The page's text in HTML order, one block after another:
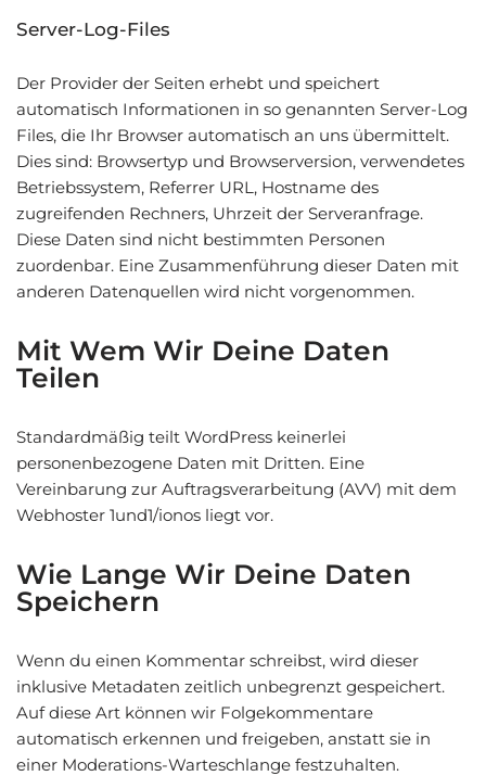
Server-Log-Files
Der Provider der Seiten erhebt und speichert
automatisch Informationen in so genannten Server-Log
Files, die Ihr Browser automatisch an uns übermittelt.
Dies sind: Browsertyp und Browserversion, verwendetes
Betriebssystem, Referrer URL, Hostname des
zugreifenden Rechners, Uhrzeit der Serveranfrage.
Diese Daten sind nicht bestimmten Personen
zuordenbar. Eine Zusammenführung dieser Daten mit
anderen Datenquellen wird nicht vorgenommen.
Mit Wem Wir Deine Daten
Teilen
Standardmäßig teilt WordPress keinerlei
personenbezogene Daten mit Dritten. Eine
Vereinbarung zur Auftragsverarbeitung (AVV) mit dem
Webhoster 1und1/ionos liegt vor.
Wie Lange Wir Deine Daten
Speichern
Wenn du einen Kommentar schreibst, wird dieser
inklusive Metadaten zeitlich unbegrenzt gespeichert.
Auf diese Art können wir Folgekommentare
automatisch erkennen und freigeben, anstatt sie in
einer Moderations-Warteschlange festzuhalten.